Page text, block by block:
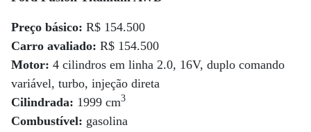
Preço básico: R$ 154.500
Carro avaliado: R$ 154.500
Motor: 4 cilindros em linha 2.0, 16V, duplo comando
variável, turbo, injeção direta
Cilindrada: 1999 cm3
Combustível: gasolina